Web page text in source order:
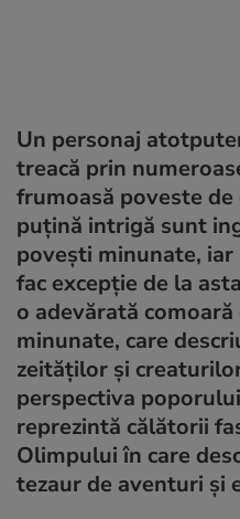
Un personaj
treacă prin
frumoasă poveste
puțină intrigă sunt
povești minunate,
fac excepție de la
o adevărată
minunate, care
zeităților și
perspectiva
reprezintă călătorii
Olimpului în care
tezaur de aventuri și